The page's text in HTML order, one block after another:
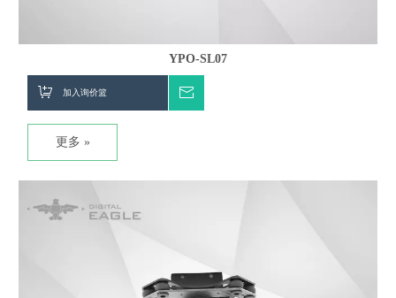
YPO-SL07
加入询价篮
更多 »